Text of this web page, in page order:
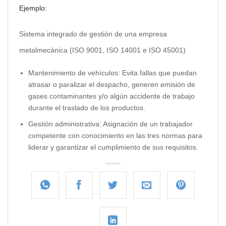
Ejemplo:
Sistema integrado de gestión de una empresa
metalmecánica (ISO 9001, ISO 14001 e ISO 45001)
Mantenimiento de vehículos: Evita fallas que puedan
atrasar o paralizar el despacho, generen emisión de
gases contaminantes y/o algún accidente de trabajo
durante el traslado de los productos.
Gestión administrativa: Asignación de un trabajador
competente con conocimiento en las tres normas para
liderar y garantizar el cumplimiento de sus requisitos.